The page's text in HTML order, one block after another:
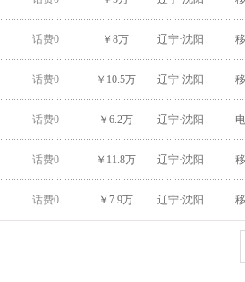
话费0 ￥8万 辽宁·沈阳
话费0 ￥10.5万 辽宁·沈阳
话费0 ￥6.2万 辽宁·沈阳
话费0 ￥11.8万 辽宁·沈阳
话费0 ￥7.9万 辽宁·沈阳